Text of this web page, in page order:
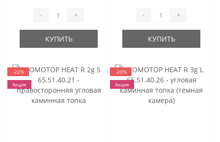
- +
КУПИТЬ
- +
КУПИТЬ
-22%
Акция
-20%
Акция